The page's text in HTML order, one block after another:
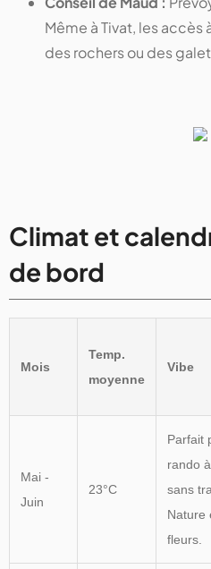
Même à Tivat, les accès
des rochers ou des
Climat et
de bord
Mois
Temp.
moyenne
Vibe
Mai -
Juin
23°C
Parfait
rando
sans
Nature
fleurs.